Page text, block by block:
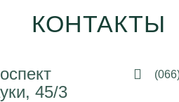
КОНТАКТЫ
45/3